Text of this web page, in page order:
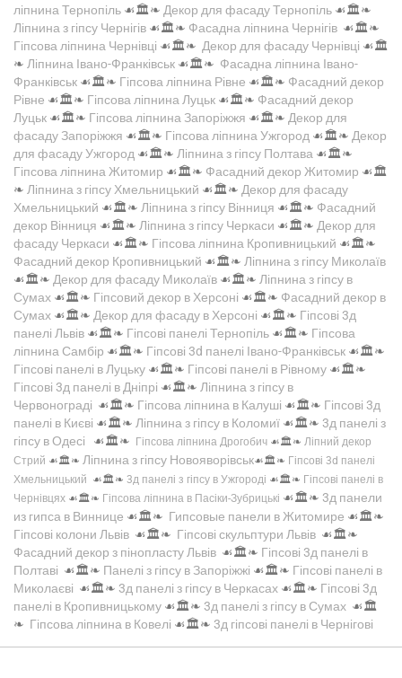
ліпнина Тернопіль ☙🏛️❧ Декор для фасаду Тернопіль ☙🏛️❧
Ліпнина з гіпсу Чернігів ☙🏛️❧ Фасадна ліпнина Чернігів ☙🏛️❧
Гіпсова ліпнина Чернівці ☙🏛️❧ Декор для фасаду Чернівці ☙🏛️
❧ Ліпнина Івано-Франківськ ☙🏛️❧ Фасадна ліпнина Івано-
Франківськ ☙🏛️❧ Гіпсова ліпнина Рівне ☙🏛️❧ Фасадний декор
Рівне ☙🏛️❧ Гіпсова ліпнина Луцьк ☙🏛️❧ Фасадний декор
Луцьк ☙🏛️❧ Гіпсова ліпнина Запоріжжя ☙🏛️❧ Декор для
фасаду Запоріжжя ☙🏛️❧ Гіпсова ліпнина Ужгород ☙🏛️❧ Декор
для фасаду Ужгород ☙🏛️❧ Ліпнина з гіпсу Полтава ☙🏛️❧
Гіпсова ліпнина Житомир ☙🏛️❧ Фасадний декор Житомир ☙🏛️
❧ Ліпнина з гіпсу Хмельницький ☙🏛️❧ Декор для фасаду
Хмельницький ☙🏛️❧ Ліпнина з гіпсу Вінниця ☙🏛️❧ Фасадний
декор Вінниця ☙🏛️❧ Ліпнина з гіпсу Черкаси ☙🏛️❧ Декор для
фасаду Черкаси ☙🏛️❧ Гіпсова ліпнина Кропивницький ☙🏛️❧
Фасадний декор Кропивницький ☙🏛️❧ Ліпнина з гіпсу Миколаїв
☙🏛️❧ Декор для фасаду Миколаїв ☙🏛️❧ Ліпнина з гіпсу в
Сумах ☙🏛️❧ Гіпсовий декор в Херсоні ☙🏛️❧ Фасадний декор в
Сумах ☙🏛️❧ Декор для фасаду в Херсоні ☙🏛️❧ Гіпсові 3д
панелі Львів ☙🏛️❧ Гіпсові панелі Тернопіль ☙🏛️❧ Гіпсова
ліпнина Самбір ☙🏛️❧ Гіпсові 3d панелі Івано-Франківськ ☙🏛️❧
Гіпсові панелі в Луцьку ☙🏛️❧ Гіпсові панелі в Рівному ☙🏛️❧
Гіпсові 3д панелі в Дніпрі ☙🏛️❧ Ліпнина з гіпсу в
Червонограді ☙🏛️❧ Гіпсова ліпнина в Калуші ☙🏛️❧ Гіпсові 3д
панелі в Києві ☙🏛️❧ Ліпнина з гіпсу в Коломиї ☙🏛️❧ 3д панелі з
гіпсу в Одесі ☙🏛️❧ Гіпсова ліпнина Дрогобич ☙🏛️❧ Ліпний декор
Стрий ☙🏛️❧ Ліпнина з гіпсу Новояворівськ☙🏛️❧ Гіпсові 3d панелі
Хмельницький ☙🏛️❧ 3д панелі з гіпсу в Ужгороді ☙🏛️❧ Гіпсові панелі в
Чернівцях ☙🏛️❧ Гіпсова ліпнина в Пасіки-Зубрицькі ☙🏛️❧ 3д панели
из гипса в Виннице ☙🏛️❧ Гипсовые панели в Житомире ☙🏛️❧
Гіпсові колони Львів ☙🏛️❧ Гіпсові скульптури Львів ☙🏛️❧
Фасадний декор з пінопласту Львів ☙🏛️❧ Гіпсові 3д панелі в
Полтаві ☙🏛️❧ Панелі з гіпсу в Запоріжжі ☙🏛️❧ Гіпсові панелі в
Миколаєві ☙🏛️❧ 3д панелі з гіпсу в Черкасах ☙🏛️❧ Гіпсові 3д
панелі в Кропивницькому ☙🏛️❧ 3д панелі з гіпсу в Сумах ☙🏛️
❧ Гіпсова ліпнина в Ковелі ☙🏛️❧ 3д гіпсові панелі в Чернігові